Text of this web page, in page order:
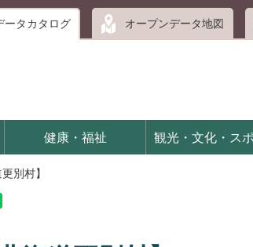
ータカタログ オープンデータ地図
健康・福祉 観光・文化・ス
別村】